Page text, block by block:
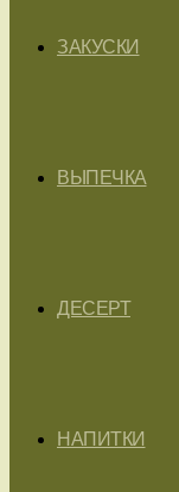
ЗАКУСКИ
ВЫПЕЧКА
ДЕСЕРТ
НАПИТКИ